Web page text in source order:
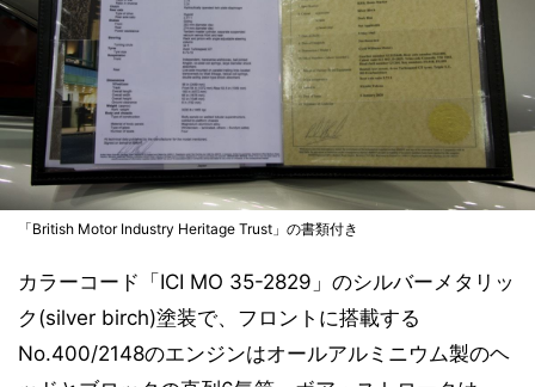
「British Motor Industry Heritage Trust」の書類付き
カラーコード「ICI MO 35-2829」のシルバーメタリッ
ク(silver birch)塗装で、フロントに搭載する
No.400/2148のエンジンはオールアルミニウム製のヘ